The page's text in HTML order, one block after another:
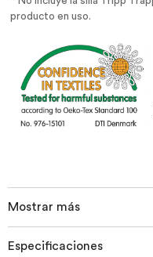
producto en uso.
Mostrar más
Especificaciones